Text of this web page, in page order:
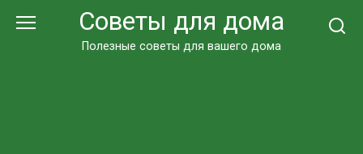
Советы для дома
Полезные советы для вашего дома